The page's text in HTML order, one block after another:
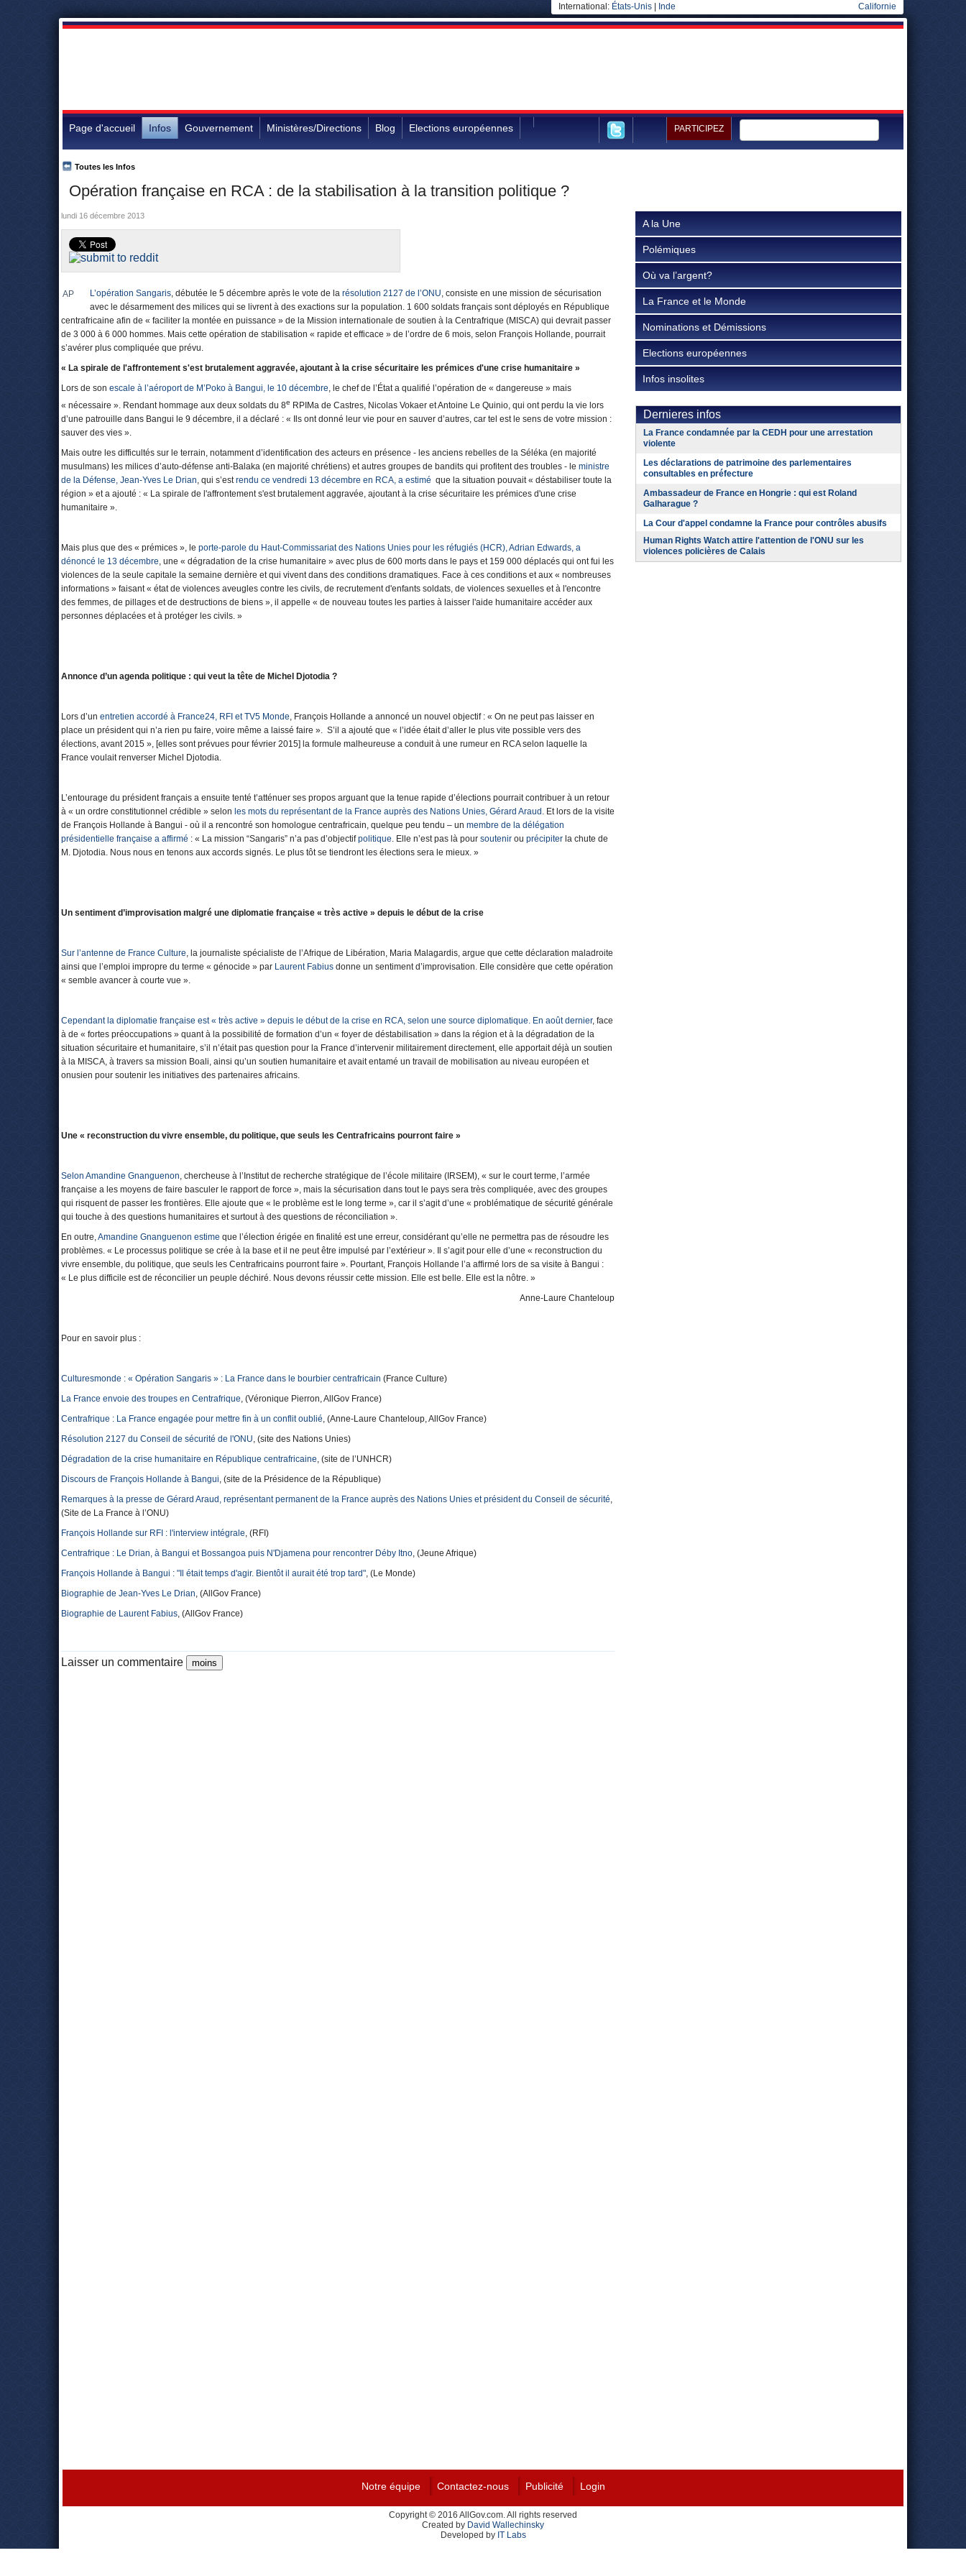
International: États-Unis Inde Californie
Page d'accueil Infos Gouvernement Ministères/Directions Blog Elections européennes PARTICIPEZ
Opération française en RCA : de la stabilisation à la transition politique ?
Toutes les Infos
lundi 16 décembre 2013
AP L’opération Sangaris, débutée le 5 décembre après le vote de la résolution 2127 de l’ONU, consiste en une mission de sécurisation
avec le désarmement des milices qui se livrent à des exactions sur la population. 1 600 soldats français sont déployés en République
centrafricaine afin de « faciliter la montée en puissance » de la Mission internationale de soutien à la Centrafrique (MISCA) qui devrait passer
de 3 000 à 6 000 hommes. Mais cette opération de stabilisation « rapide et efficace » de l’ordre de 6 mois, selon François Hollande, pourrait
s’avérer plus compliquée que prévu.
« La spirale de l'affrontement s'est brutalement aggravée, ajoutant à la crise sécuritaire les prémices d'une crise humanitaire »
Lors de son escale à l’aéroport de M’Poko à Bangui, le 10 décembre, le chef de l’État a qualifié l’opération de « dangereuse » mais
« nécessaire ». Rendant hommage aux deux soldats du 8e RPIMa de Castres, Nicolas Vokaer et Antoine Le Quinio, qui ont perdu la vie lors
d’une patrouille dans Bangui le 9 décembre, il a déclaré : « Ils ont donné leur vie pour en sauver d’autres, car tel est le sens de votre mission :
sauver des vies ».
Mais outre les difficultés sur le terrain, notamment d’identification des acteurs en présence - les anciens rebelles de la Séléka (en majorité
musulmans) les milices d’auto-défense anti-Balaka (en majorité chrétiens) et autres groupes de bandits qui profitent des troubles - le ministre
de la Défense, Jean-Yves Le Drian, qui s’estrendu ce vendredi 13 décembre en RCA, a estimé que la situation pouvait « déstabiliser toute la
région » et a ajouté : « La spirale de l'affrontement s'est brutalement aggravée, ajoutant à la crise sécuritaire les prémices d'une crise
humanitaire ».
Mais plus que des « prémices », le porte-parole du Haut-Commissariat des Nations Unies pour les réfugiés (HCR), Adrian Edwards, a
dénoncé le 13 décembre, une « dégradation de la crise humanitaire » avec plus de 600 morts dans le pays et 159 000 déplacés qui ont fui les
violences de la seule capitale la semaine dernière et qui vivent dans des conditions dramatiques. Face à ces conditions et aux « nombreuses
informations » faisant « état de violences aveugles contre les civils, de recrutement d'enfants soldats, de violences sexuelles et à l'encontre
des femmes, de pillages et de destructions de biens », il appelle « de nouveau toutes les parties à laisser l'aide humanitaire accéder aux
personnes déplacées et à protéger les civils. »
Annonce d’un agenda politique : qui veut la tête de Michel Djotodia ?
Lors d’un entretien accordé à France24, RFI et TV5 Monde, François Hollande a annoncé un nouvel objectif : « On ne peut pas laisser en
place un président qui n’a rien pu faire, voire même a laissé faire ». S’il a ajouté que « l’idée était d’aller le plus vite possible vers des
élections, avant 2015 », [elles sont prévues pour février 2015] la formule malheureuse a conduit à une rumeur en RCA selon laquelle la
France voulait renverser Michel Djotodia.
L’entourage du président français a ensuite tenté t’atténuer ses propos arguant que la tenue rapide d’élections pourrait contribuer à un retour
à « un ordre constitutionnel crédible » selon les mots du représentant de la France auprès des Nations Unies, Gérard Araud . Et lors de la visite
de François Hollande à Bangui - où il a rencontré son homologue centrafricain, quelque peu tendu – un membre de la délégation
présidentielle française a affirmé : « La mission “Sangaris” n’a pas d’objectifpolitique. Elle n’est pas là pour soutenir ou précipiter la chute de
M. Djotodia. Nous nous en tenons aux accords signés. Le plus tôt se tiendront les élections sera le mieux. »
Un sentiment d’improvisation malgré une diplomatie française « très active » depuis le début de la crise
Sur l’antenne de France Culture, la journaliste spécialiste de l’Afrique de Libération, Maria Malagardis, argue que cette déclaration maladroite
ainsi que l’emploi impropre du terme « génocide » par Laurent Fabius donne un sentiment d’improvisation. Elle considère que cette opération
« semble avancer à courte vue ».
Cependant la diplomatie française est « très active » depuis le début de la crise en RCA, selon une source diplomatique. En août dernier, face
à de « fortes préoccupations » quant à la possibilité de formation d’un « foyer de déstabilisation » dans la région et à la dégradation de la
situation sécuritaire et humanitaire, s’il n’était pas question pour la France d’intervenir militairement directement, elle apportait déjà un soutien
à la MISCA, à travers sa mission Boali, ainsi qu’un soutien humanitaire et avait entamé un travail de mobilisation au niveau européen et
onusien pour soutenir les initiatives des partenaires africains.
Une « reconstruction du vivre ensemble, du politique, que seuls les Centrafricains pourront faire »
Selon Amandine Gnanguenon, chercheuse à l’Institut de recherche stratégique de l’école militaire (IRSEM), « sur le court terme, l’armée
française a les moyens de faire basculer le rapport de force », mais la sécurisation dans tout le pays sera très compliquée, avec des groupes
qui risquent de passer les frontières. Elle ajoute que « le problème est le long terme », car il s’agit d’une « problématique de sécurité générale
qui touche à des questions humanitaires et surtout à des questions de réconciliation ».
En outre,Amandine Gnanguenon estime que l’élection érigée en finalité est une erreur, considérant qu’elle ne permettra pas de résoudre les
problèmes. « Le processus politique se crée à la base et il ne peut être impulsé par l’extérieur ». Il s’agit pour elle d’une « reconstruction du
vivre ensemble, du politique, que seuls les Centrafricains pourront faire ». Pourtant, François Hollande l’a affirmé lors de sa visite à Bangui :
« Le plus difficile est de réconcilier un peuple déchiré. Nous devons réussir cette mission. Elle est belle. Elle est la nôtre. »
Anne-Laure Chanteloup
Pour en savoir plus :
Culturesmonde : « Opération Sangaris » : La France dans le bourbier centrafricain (France Culture)
La France envoie des troupes en Centrafrique, (Véronique Pierron, AllGov France)
Centrafrique : La France engagée pour mettre fin à un conflit oublié, (Anne-Laure Chanteloup, AllGov France)
Résolution 2127 du Conseil de sécurité de l'ONU, (site des Nations Unies)
Dégradation de la crise humanitaire en République centrafricaine, (site de l’UNHCR)
Discours de François Hollande à Bangui, (site de la Présidence de la République)
Remarques à la presse de Gérard Araud, représentant permanent de la France auprès des Nations Unies et président du Conseil de sécurité,
(Site de La France à l’ONU)
François Hollande sur RFI : l'interview intégrale, (RFI)
Centrafrique : Le Drian, à Bangui et Bossangoa puis N'Djamena pour rencontrer Déby Itno, (Jeune Afrique)
François Hollande à Bangui : "Il était temps d'agir. Bientôt il aurait été trop tard", (Le Monde)
Biographie de Jean-Yves Le Drian, (AllGov France)
Biographie de Laurent Fabius, (AllGov France)
Laisser un commentaire
A la Une
Polémiques
Où va l’argent?
La France et le Monde
Nominations et Démissions
Elections européennes
Infos insolites
Dernieres infos
La France condamnée par la CEDH pour une arrestation
violente
Les déclarations de patrimoine des parlementaires
consultables en préfecture
Ambassadeur de France en Hongrie : qui est Roland
Galharague ?
La Cour d'appel condamne la France pour contrôles abusifs
Human Rights Watch attire l'attention de l'ONU sur les
violences policières de Calais
Notre équipe Contactez-nous Publicité Login
Copyright © 2016 AllGov.com. All rights reserved
Created by David Wallechinsky
Developed by IT Labs